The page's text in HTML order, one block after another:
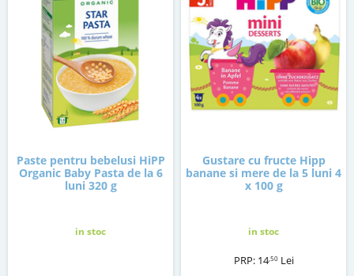
Paste pentru bebelusi HiPP
Organic Baby Pasta de la 6
luni 320 g
in stoc
Gustare cu fructe Hipp
banane si mere de la 5 luni 4
x 100 g
in stoc
PRP: 14,50 Lei